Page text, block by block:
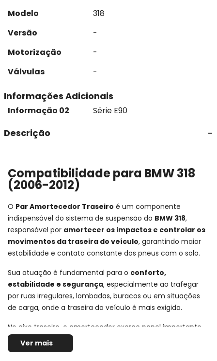
Modelo
318
Versão
-
Motorização
-
Válvulas
-
Informações Adicionais
Informação 02 Série E90
Descrição
Compatibilidade para BMW 318
(2006-2012)
O Par Amortecedor Traseiro é um componente
indispensável do sistema de suspensão do BMW 318,
responsável por amortecer os impactos e controlar os
movimentos da traseira do veículo, garantindo maior
estabilidade e contato constante dos pneus com o solo.
Sua atuação é fundamental para o conforto,
estabilidade e segurança, especialmente ao trafegar
por ruas irregulares, lombadas, buracos ou em situações
de carga, onde a traseira do veículo é mais exigida.
No eixo traseiro, o amortecedor exerce papel importante
no equilíbrio do carro, ajudando a reduzir oscilações
excessivas da carroceria e proporcionando uma condução
Ver mais